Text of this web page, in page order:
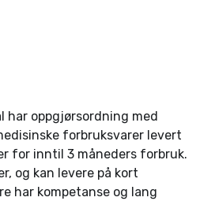
har oppgjørsordning med
forbruksvarer levert
for inntil 3 måneders forbruk.
og kan levere på kort
har kompetanse og lang